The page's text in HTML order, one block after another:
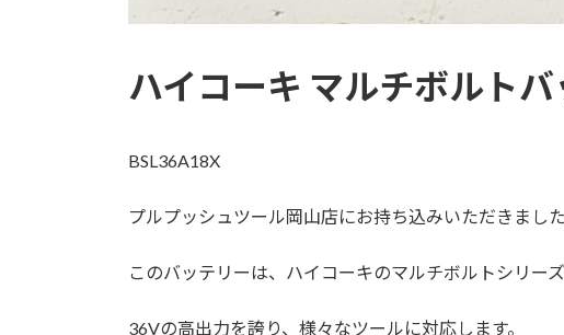
ハイコーキ マルチボルト
BSL36A18X
プルプッシュツール岡山店にお持ち込みいただきました
このバッテリーは、ハイコーキのマルチボルトシリー
36Vの高出力を誇り、様々なツールに対応します。